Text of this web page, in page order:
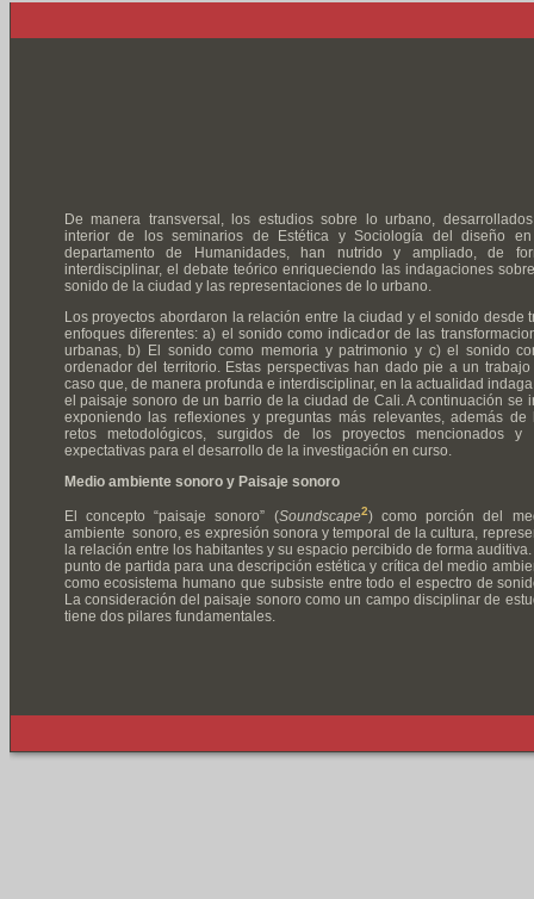
De manera transversal, los estudios sobre lo urbano,
interior de los seminarios de Estética y Sociología del diseño
departamento de Humanidades, han nutrido y ampliado, de
interdisciplinar, el debate teórico enriqueciendo las indagaciones
sonido de la ciudad y las representaciones de lo urbano.
Los proyectos abordaron la relación entre la ciudad y el sonido desde
enfoques diferentes: a) el sonido como indicador de las
urbanas, b) El sonido como memoria y patrimonio y c) el sonido
ordenador del territorio. Estas perspectivas han dado pie a un trabajo
caso que, de manera profunda e interdisciplinar, en la actualidad
el paisaje sonoro de un barrio de la ciudad de Cali. A continuación se
exponiendo las reflexiones y preguntas más relevantes, además de
retos metodológicos, surgidos de los proyectos mencionados y
expectativas para el desarrollo de la investigación en curso.
Medio ambiente sonoro y Paisaje sonoro
El concepto “paisaje sonoro” (Soundscape2) como porción del
ambiente sonoro, es expresión sonora y temporal de la cultura,
la relación entre los habitantes y su espacio percibido de forma
punto de partida para una descripción estética y crítica del medio
como ecosistema humano que subsiste entre todo el espectro de
La consideración del paisaje sonoro como un campo disciplinar de
tiene dos pilares fundamentales.